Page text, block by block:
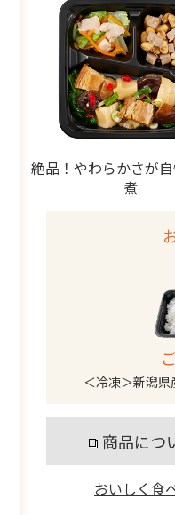
絶品！やわらかさが
煮
＜冷凍＞新潟
商品につ
おいしく食